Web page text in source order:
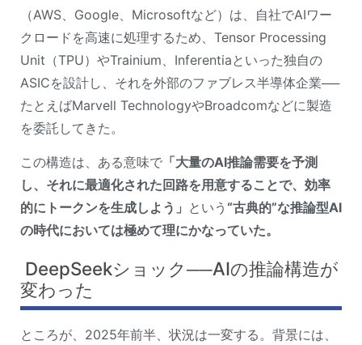
（AWS、Google、Microsoftなど）は、自社でAIワー
クロードを高速に処理するため、Tensor Processing
Unit（TPU）やTrainium、Inferentiaといった独自の
ASICを設計し、それを外部のファブレス半導体企業──
たとえばMarvell TechnologyやBroadcomなどに製造
を委託してきた。
この構造は、ある意味で 「大量のAI推論需要を予測
し、それに最適化された回路を用意することで、効率
的にトークンを生成しよう」 という “古典的”な推論型AI
の時代においては極めて理にかなっていた。
DeepSeekショック──AIの推論構造が
変わった
ところが、2025年前半、状況は一変する。背景には、